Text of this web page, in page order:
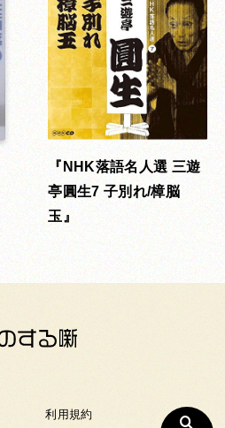
NHK落語名人選 三遊
亭圓生7 子別れ/樟脳
玉
利用規約